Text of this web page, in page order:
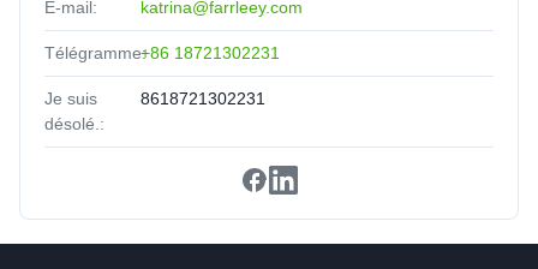
E-mail: katrina@farrleey.com
Télégramme:+86 18721302231
Je suis
désolé.:
8618721302231